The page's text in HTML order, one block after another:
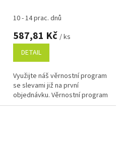
10 - 14 prac. dnů
587,81 Kč / ks
DETAIL
Využijte náš věrnostní program
se slevami již na první
objednávku. Věrnostní program